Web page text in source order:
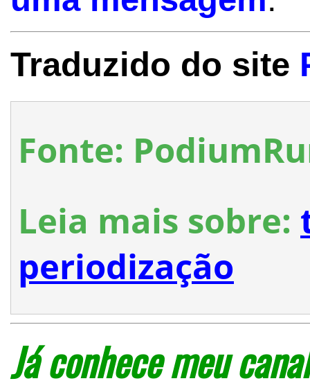
Traduzido do site
Fonte:
Leia mais sobre:
periodização
Já conhece meu